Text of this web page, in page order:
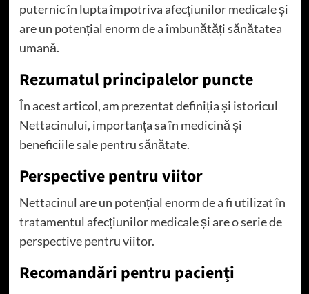
puternic în lupta împotriva afecțiunilor medicale și
are un potențial enorm de a îmbunătăți sănătatea
umană.
Rezumatul principalelor puncte
În acest articol, am prezentat definiția și istoricul
Nettacinului, importanța sa în medicină și
beneficiile sale pentru sănătate.
Perspective pentru viitor
Nettacinul are un potențial enorm de a fi utilizat în
tratamentul afecțiunilor medicale și are o serie de
perspective pentru viitor.
Recomandări pentru pacienți